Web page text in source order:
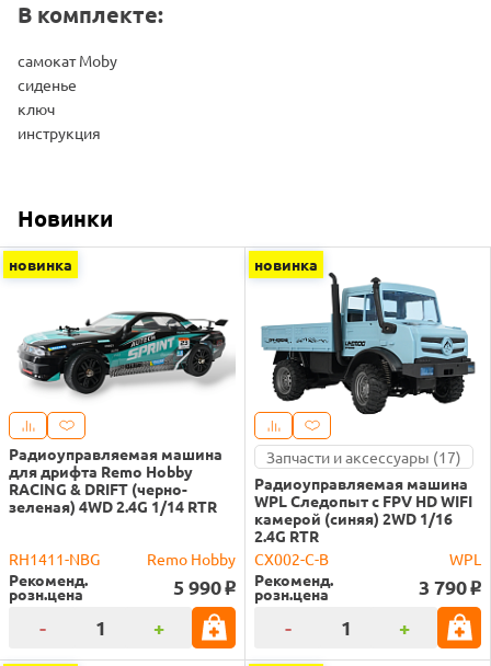
В комплекте:
самокат Moby
сиденье
ключ
инструкция
Новинки
новинка
Радиоуправляемая машина
для дрифта Remo Hobby
RACING & DRIFT (черно-
зеленая) 4WD 2.4G 1/14 RTR
RH1411-NBG
Remo Hobby
Рекоменд.
розн.цена 5 990 o
- +
новинка
Запчасти и аксессуары (17)
Радиоуправляемая машина
WPL Следопыт с FPV HD WIFI
камерой (синяя) 2WD 1/16
2.4G RTR
CX002-C-B
WPL
Рекоменд.
розн.цена 3 790 o
- +